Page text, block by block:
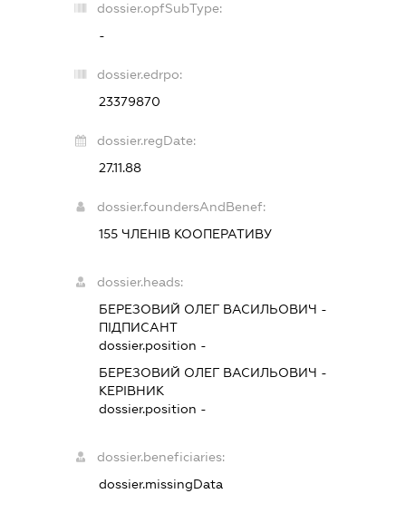
dossier.opfSubType:
-
dossier.edrpo:
23379870
dossier.regDate:
27.11.88
dossier.foundersAndBenef:
155 ЧЛЕНІВ КООПЕРАТИВУ
dossier.heads:
БЕРЕЗОВИЙ ОЛЕГ ВАСИЛЬОВИЧ -
ПІДПИСАНТ
dossier.position -
БЕРЕЗОВИЙ ОЛЕГ ВАСИЛЬОВИЧ -
КЕРІВНИК
dossier.position -
dossier.beneficiaries:
dossier.missingData